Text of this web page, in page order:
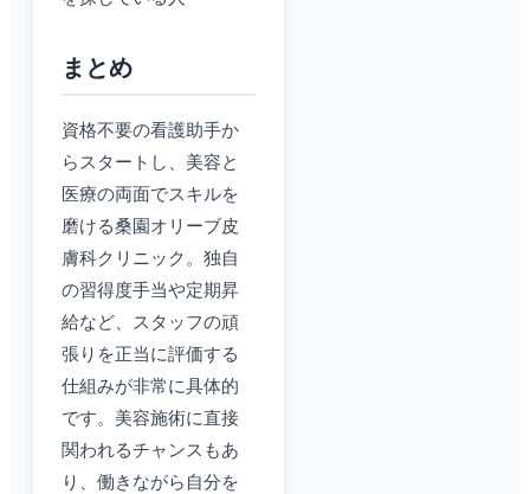
まとめ
資格不要の看護助手か
らスタートし、美容と
医療の両面でスキルを
磨ける桑園オリーブ皮
膚科クリニック。独自
の習得度手当や定期昇
給など、スタッフの頑
張りを正当に評価する
仕組みが非常に具体的
です。美容施術に直接
関われるチャンスもあ
り、働きながら自分を